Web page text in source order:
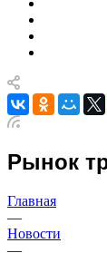
Рынок
Главная
—
Новости
—